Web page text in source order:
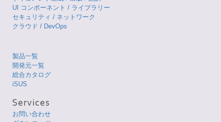
UI コンポーネント / ライブラリー
セキュリティ / ネットワーク
クラウド / DevOps
製品一覧
開発元一覧
総合カタログ
iSUS
お問い合わせ